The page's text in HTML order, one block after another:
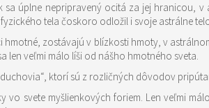
úplne nepripravený ocitá za jej hranicou,
tela čoskoro odložil i svoje astrálne
hmotné, zostávajú v blízkosti hmoty, v
len veľmi málo líši od nášho hmotného sveta.
ktorí sú z rozličných dôvodov
vo svete myšlienkových foriem. Len veľmi